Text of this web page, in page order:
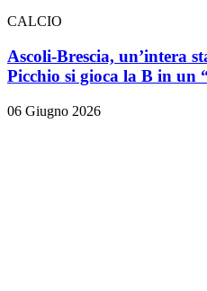
CALCIO
Ascoli-Brescia, un’intera
Picchio si gioca la B in un
06 Giugno 2026